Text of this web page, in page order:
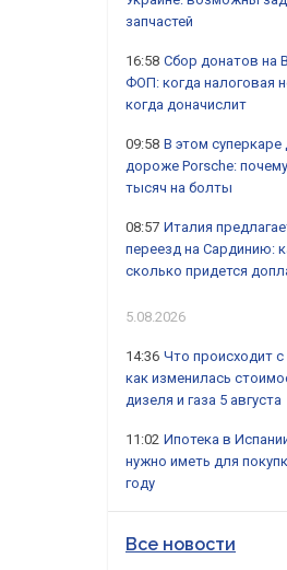
запчастей
16:58 Сбор донатов на
ФОП: когда налоговая
когда доначислит
09:58 В этом
дороже Porsche:
тысяч на болты
08:57 Италия
переезд на Сардинию:
сколько придется
5.08.2026
14:36 Что происходит
как изменилась
дизеля и газа 5 августа
11:02 Ипотека в
нужно иметь для
году
Все новости